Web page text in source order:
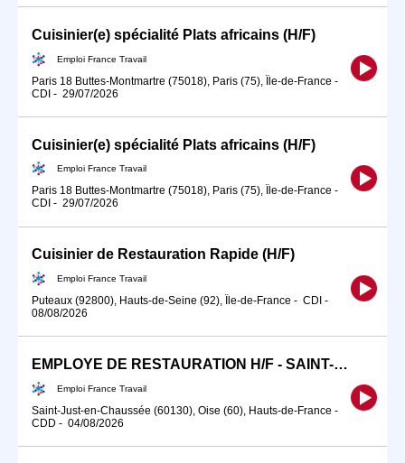
Cuisinier(e) spécialité Plats africains (H/F)
Emploi France Travail
Paris 18 Buttes-Montmartre (75018), Paris (75), Île-de-France -
CDI - 29/07/2026
Cuisinier(e) spécialité Plats africains (H/F)
Emploi France Travail
Paris 18 Buttes-Montmartre (75018), Paris (75), Île-de-France -
CDI - 29/07/2026
Cuisinier de Restauration Rapide (H/F)
Emploi France Travail
Puteaux (92800), Hauts-de-Seine (92), Île-de-France - CDI -
08/08/2026
EMPLOYE DE RESTAURATION H/F - SAINT-JUST-EN-CHAUSSEE - CDD (H/F)
Emploi France Travail
Saint-Just-en-Chaussée (60130), Oise (60), Hauts-de-France -
CDD - 04/08/2026